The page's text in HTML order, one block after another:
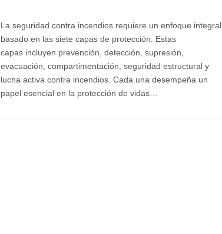
La seguridad contra incendios requiere un enfoque integral
basado en las siete capas de protección. Estas
capas incluyen prevención, detección, supresión,
evacuación, compartimentación, seguridad estructural y
lucha activa contra incendios. Cada una desempeña un
papel esencial en la protección de vidas…